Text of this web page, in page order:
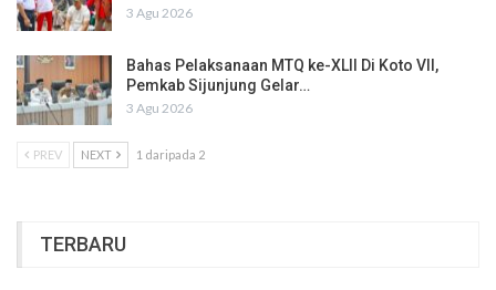
3 Agu 2026
Bahas Pelaksanaan MTQ ke-XLII Di Koto VII,
Pemkab Sijunjung Gelar…
3 Agu 2026
PREV NEXT 1 daripada 2
TERBARU